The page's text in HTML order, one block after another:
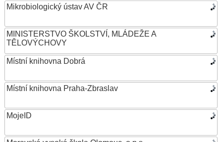
Mikrobiologický ústav AV ČR
MINISTERSTVO ŠKOLSTVÍ, MLÁDEŽE A
TĚLOVÝCHOVY
Místní knihovna Dobrá
Místní knihovna Praha-Zbraslav
MojeID